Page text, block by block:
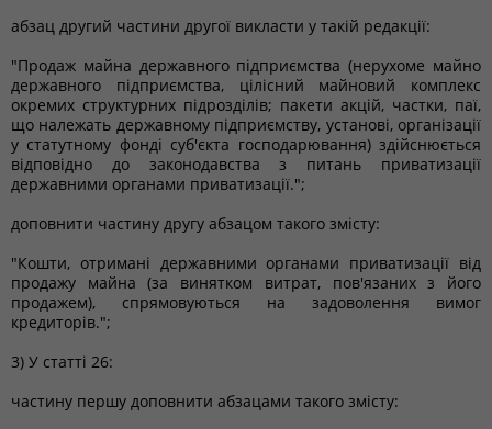
абзац другий частини другої викласти у такій редакції:
"Продаж майна державного підприємства (нерухоме майно
державного підприємства, цілісний майновий комплекс
окремих структурних підрозділів; пакети акцій, частки, паї,
що належать державному підприємству, установі, організації
у статутному фонді суб'єкта господарювання) здійснюється
відповідно до законодавства з питань приватизації
державними органами приватизації.";
доповнити частину другу абзацом такого змісту:
"Кошти, отримані державними органами приватизації від
продажу майна (за винятком витрат, пов'язаних з його
продажем), спрямовуються на задоволення вимог
кредиторів.";
3) У статті 26:
частину першу доповнити абзацами такого змісту: